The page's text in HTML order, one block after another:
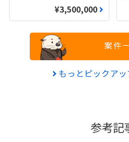
¥3,500,000
案件
もっとピックア
参考記